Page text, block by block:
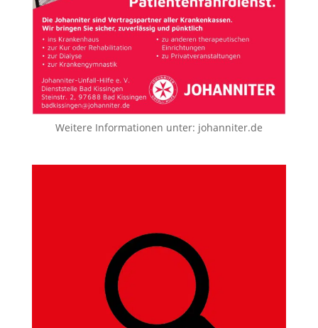
Weitere Informationen unter: johanniter.de